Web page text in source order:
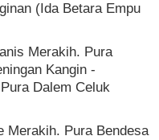
(Ida Betara Empu
Merakih. Pura
Kangin -
Dalem Celuk
Merakih. Pura Bendesa